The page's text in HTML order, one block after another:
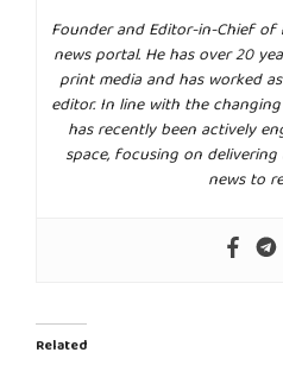
Founder and Editor-in-Chief of
news portal. He has over 20
print media and has worked
editor. In line with the
has recently been actively
space, focusing on
news to
Related